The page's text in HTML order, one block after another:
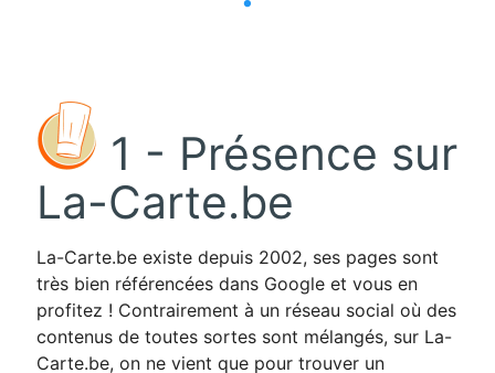
1 - Présence sur
La-Carte.be
La-Carte.be existe depuis 2002, ses pages sont
très bien référencées dans Google et vous en
profitez ! Contrairement à un réseau social où des
contenus de toutes sortes sont mélangés, sur La-
Carte.be, on ne vient que pour trouver un